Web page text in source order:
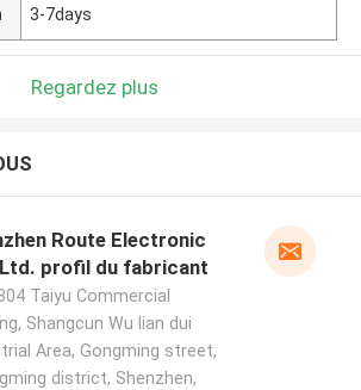
3-7days
Regardez plus
Route Electronic
profil du fabricant
Taiyu Commercial
Shangcun Wu lian dui
Area, Gongming street,
district, Shenzhen,